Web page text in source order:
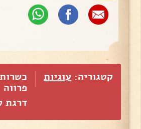
קטגוריה: עוגיות
פרווה
דרגת